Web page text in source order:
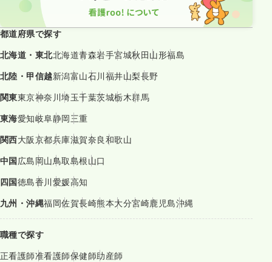
都道府県で探す
北海道・東北北海道青森岩手宮城秋田山形福島
北陸・甲信越新潟富山石川福井山梨長野
関東東京神奈川埼玉千葉茨城栃木群馬
東海愛知岐阜静岡三重
関西大阪京都兵庫滋賀奈良和歌山
中国広島岡山鳥取島根山口
四国徳島香川愛媛高知
九州・沖縄福岡佐賀長崎熊本大分宮崎鹿児島沖縄
職種で探す
正看護師准看護師保健師助産師